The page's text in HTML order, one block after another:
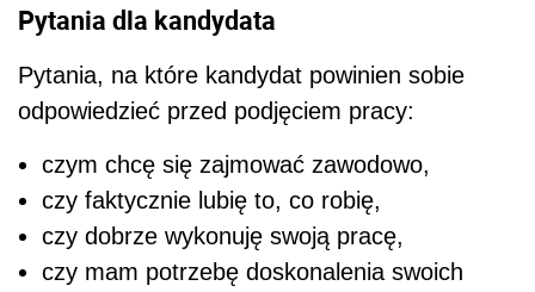
Pytania dla kandydata
Pytania, na które kandydat powinien sobie
odpowiedzieć przed podjęciem pracy:
czym chcę się zajmować zawodowo,
czy faktycznie lubię to, co robię,
czy dobrze wykonuję swoją pracę,
czy mam potrzebę doskonalenia swoich